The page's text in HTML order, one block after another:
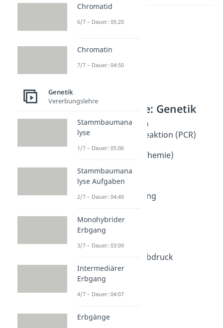
Weitere Inhalte: Genetik
Methoden: Grundlagen
Polymerase Kettenreaktion (PCR)
Dauer: 04:43
Denaturierung (Biochemie)
Gelelektrophorese
Dauer: 04:25
Sanger Sequenzierung
Klonen
Dauer: 04:28
Klonierung
Dauer: 03:47
Genetischer Fingerabdruck
Dauer: 04:41
Chromatid
6/7 – Dauer: 05:20
Chromatin
7/7 – Dauer: 04:50
Genetik
Vererbungslehre
Stammbaumana
lyse
1/7 – Dauer: 05:06
Stammbaumana
lyse Aufgaben
2/7 – Dauer: 04:40
Monohybrider
Erbgang
3/7 – Dauer: 03:09
Intermediärer
Erbgang
4/7 – Dauer: 04:07
Erbgänge